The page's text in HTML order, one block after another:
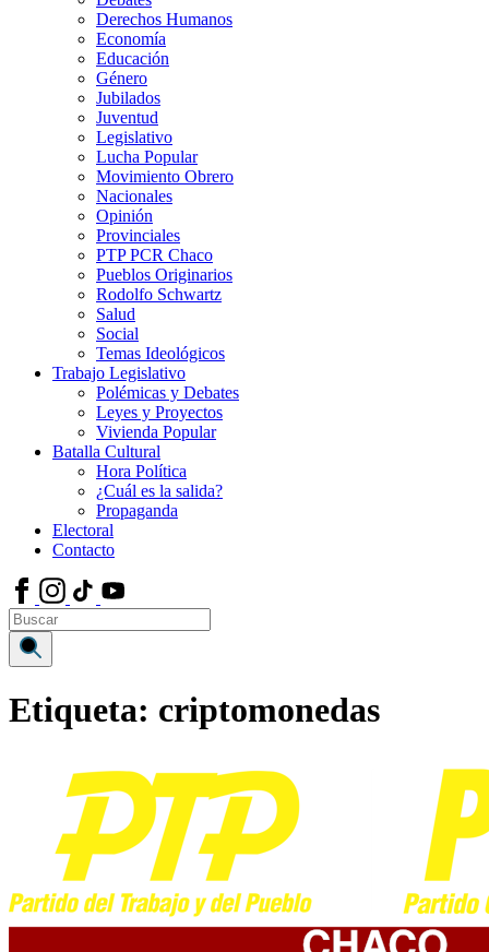
Derechos Humanos
Economía
Educación
Género
Jubilados
Juventud
Legislativo
Lucha Popular
Movimiento Obrero
Nacionales
Opinión
Provinciales
PTP PCR Chaco
Pueblos Originarios
Rodolfo Schwartz
Salud
Social
Temas Ideológicos
Trabajo Legislativo
Polémicas y Debates
Leyes y Proyectos
Vivienda Popular
Batalla Cultural
Hora Política
¿Cuál es la salida?
Propaganda
Electoral
Contacto
Etiqueta: criptomonedas